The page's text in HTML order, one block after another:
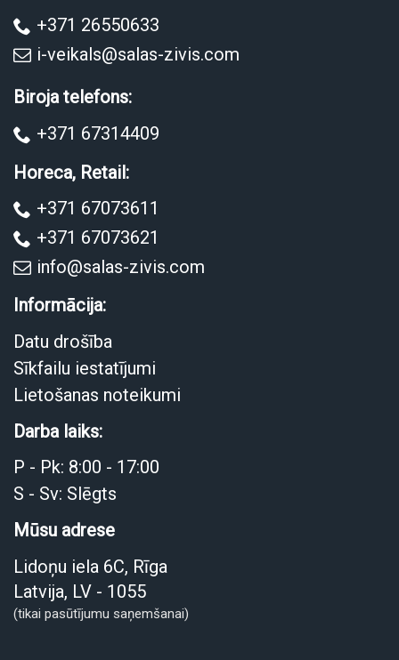
+371 26550633
i-veikals@salas-zivis.com
Biroja telefons:
+371 67314409
Horeca, Retail:
+371 67073611
+371 67073621
info@salas-zivis.com
Informācija:
Datu drošība
Sīkfailu iestatījumi
Lietošanas noteikumi
Darba laiks:
P - Pk: 8:00 - 17:00
S - Sv: Slēgts
Mūsu adrese
Lidoņu iela 6C, Rīga
Latvija, LV - 1055
(tikai pasūtījumu saņemšanai)